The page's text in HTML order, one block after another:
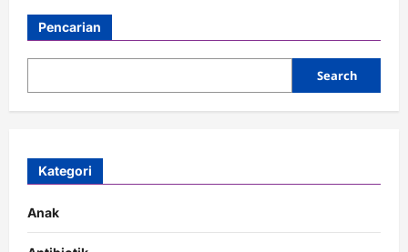
Pencarian
Search
Kategori
Anak